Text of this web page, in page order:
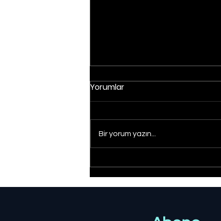
Düzce'de yangın:
Müdahale sürüyor
Yorumlar
Bir yorum yazın...